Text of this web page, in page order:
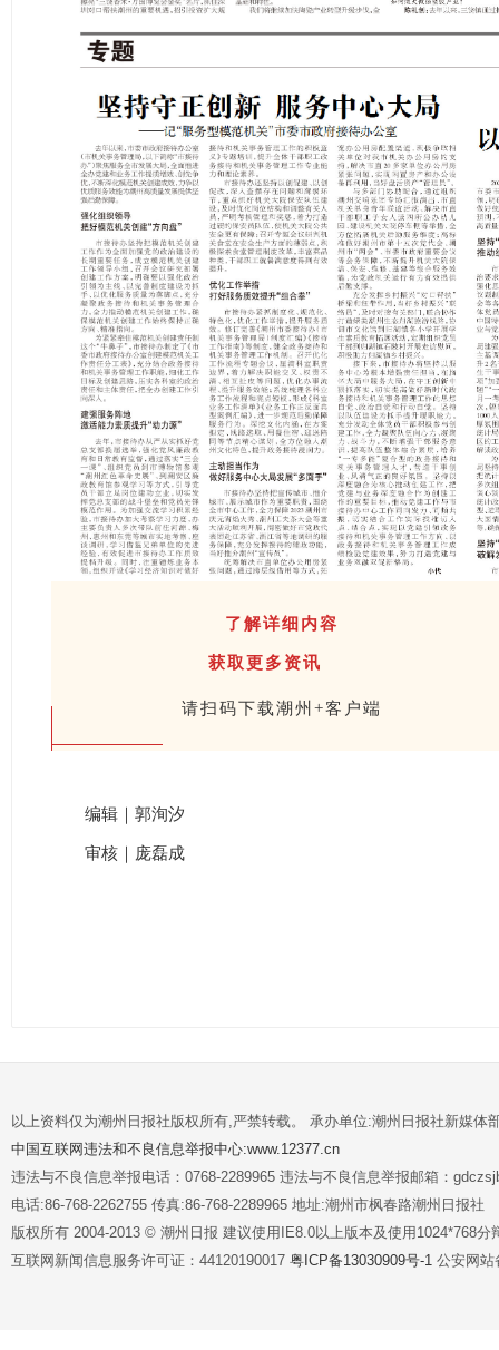
了解详细内容
获取更多资讯
请扫码下载潮州+客户端
编辑｜郭洵汐
审核｜庞磊成
以上资料仅为潮州日报社版权所有,严禁转载。 承办单位:潮州日报社新媒体
中国互联网违法和不良信息举报中心:www.12377.cn
违法与不良信息举报电话：0768-2289965 违法与不良信息举报邮箱：
电话:86-768-2262755 传真:86-768-2289965 地址:潮州市枫春路潮州日报社
版权所有 2004-2013 © 潮州日报 建议使用IE8.0以上版本及使用1024*768分
互联网新闻信息服务许可证：44120190017 粤ICP备13030909号-1 公安网站